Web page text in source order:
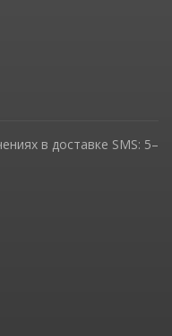
в доставке SMS: 5–